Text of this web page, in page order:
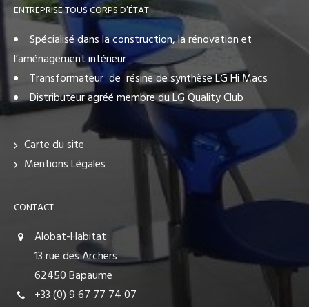
ENTREPRISE TOUS CORPS D’ÉTAT
Spécialisé dans la construction, la rénovation et
l’aménagement intérieur
Transformateur de résine de synthèse LG Hi Macs
Distributeur agréé membre du LG Quality Club
Carte du site
Mentions Légales
CONTACT
Alobat-Habitat
13 rue des Archers
62450 Bapaume
+33 (0) 9 67 77 74 07